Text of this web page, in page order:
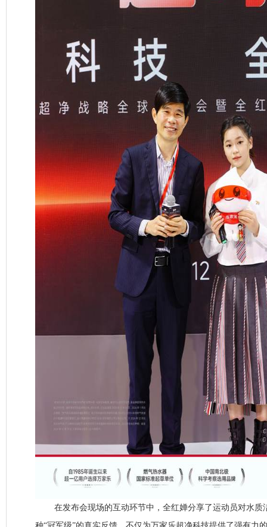
在发布会现场的互动环节中，全红婵分享了运动员对水质